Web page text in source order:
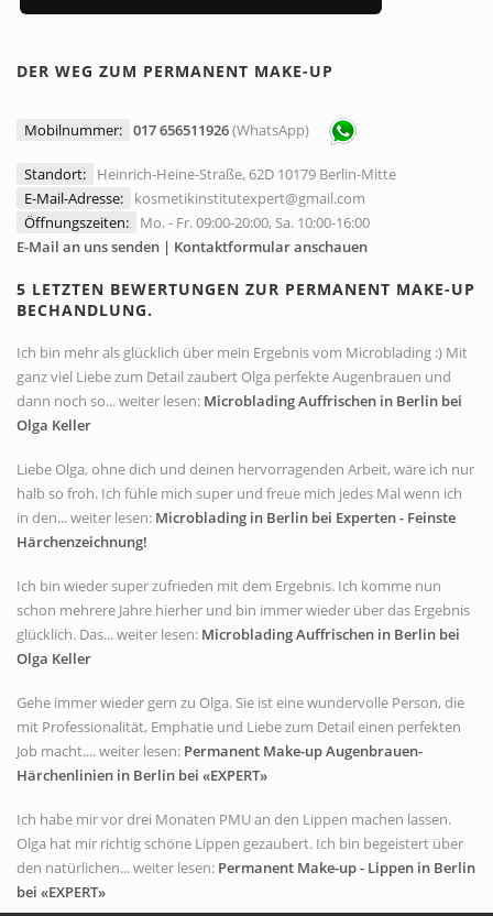
DER WEG ZUM PERMANENT MAKE-UP
Mobilnummer: 017 656511926(WhatsApp)
Standort:
Heinrich-Heine-Straße, 62D 10179 Berlin-Mitte
E-Mail-Adresse:
kosmetikinstitutexpert@gmail.com
Öffnungszeiten:
Mo. - Fr. 09:00-20:00, Sa. 10:00-16:00
E-Mail an uns senden | Kontaktformular anschauen
5 LETZTEN BEWERTUNGEN ZUR PERMANENT MAKE-UP
BECHANDLUNG.
Ich bin mehr als glücklich über mein Ergebnis vom Microblading :) Mit
ganz viel Liebe zum Detail zaubert Olga perfekte Augenbrauen und
dann noch so... weiter lesen: Microblading Auffrischen in Berlin bei
Olga Keller
Liebe Olga, ohne dich und deinen hervorragenden Arbeit, wäre ich nur
halb so froh. Ich fühle mich super und freue mich jedes Mal wenn ich
in den... weiter lesen: Microblading in Berlin bei Experten - Feinste
Härchenzeichnung!
Ich bin wieder super zufrieden mit dem Ergebnis. Ich komme nun
schon mehrere Jahre hierher und bin immer wieder über das Ergebnis
glücklich. Das... weiter lesen: Microblading Auffrischen in Berlin bei
Olga Keller
Gehe immer wieder gern zu Olga. Sie ist eine wundervolle Person, die
mit Professionalität, Emphatie und Liebe zum Detail einen perfekten
Job macht.... weiter lesen: Permanent Make-up Augenbrauen-
Härchenlinien in Berlin bei «EXPERT»
Ich habe mir vor drei Monaten PMU an den Lippen machen lassen.
Olga hat mir richtig schöne Lippen gezaubert. Ich bin begeistert über
den natürlichen... weiter lesen: Permanent Make-up - Lippen in Berlin
bei «EXPERT»